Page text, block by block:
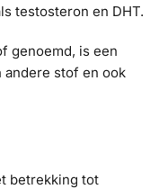
testosteron en DHT.
genoemd, is een
stof en ook
betrekking tot